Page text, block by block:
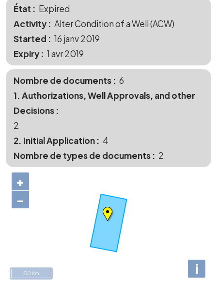
État
Expired
Activity
Alter Condition of a Well (ACW)
Started
16 janv 2019
Expiry
1 avr 2019
Nombre de documents
6
1. Authorizations, Well Approvals, and other
Decisions
2
2. Initial Application
4
Nombre de types de documents
2
+
−
i
50 km